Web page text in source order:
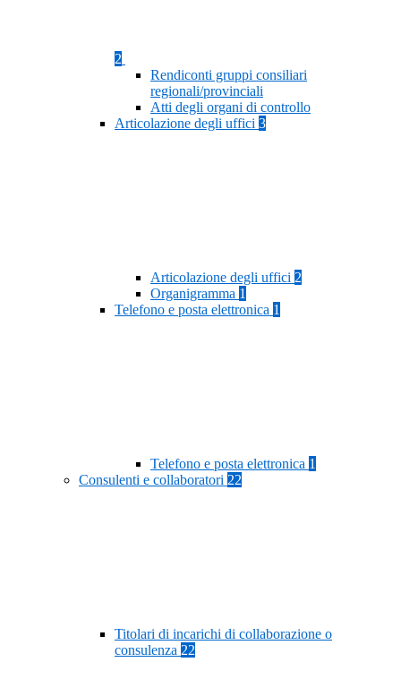
2
Rendiconti gruppi consiliari
regionali/provinciali
Atti degli organi di controllo
Articolazione degli uffici 3
Articolazione degli uffici 2
Organigramma 1
Telefono e posta elettronica 1
Telefono e posta elettronica 1
Consulenti e collaboratori 22
Titolari di incarichi di collaborazione o
consulenza 22